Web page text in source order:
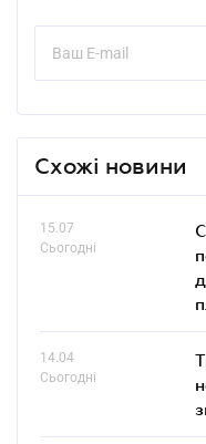
Схожі новини
15.07
Сьогодні
14.04
Сьогодні